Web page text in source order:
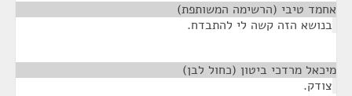
אחמד טיבי (הרשימה המשותפת)
בנושא הזה קשה לי להתבדח.
מיכאל מרדכי ביטון (כחול לבן)
צודק.